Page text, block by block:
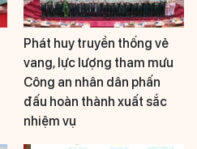
Phát huy truyền thống vẻ
vang, lực lượng tham mưu
Công an nhân dân phấn
đấu hoàn thành xuất sắc
nhiệm vụ